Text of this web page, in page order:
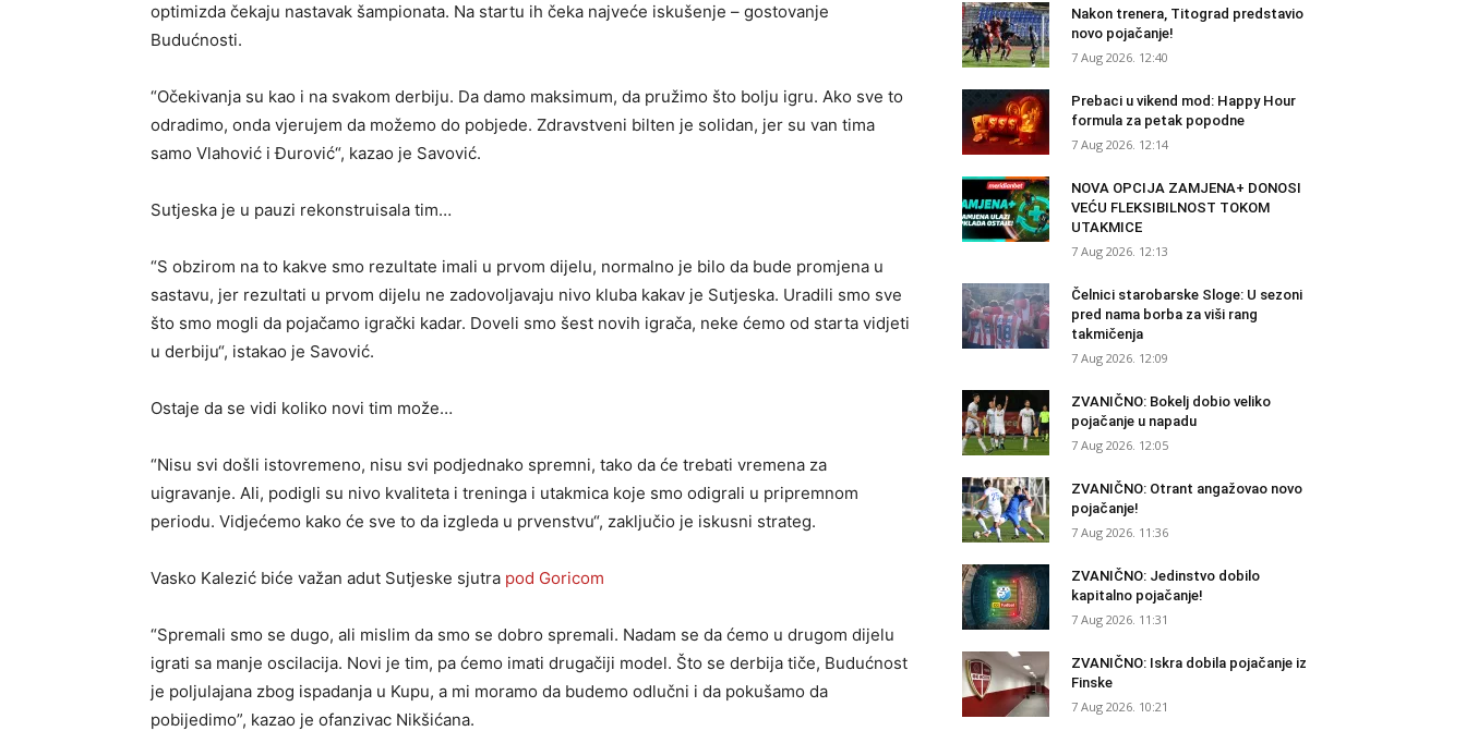
optimizda čekaju nastavak šampionata. Na startu ih čeka najveće iskušenje – gostovanje
Budućnosti.
“Očekivanja su kao i na svakom derbiju. Da damo maksimum, da pružimo što bolju igru. Ako sve to
odradimo, onda vjerujem da možemo do pobjede. Zdravstveni bilten je solidan, jer su van tima
samo Vlahović i Đurović“, kazao je Savović.
Sutjeska je u pauzi rekonstruisala tim…
“S obzirom na to kakve smo rezultate imali u prvom dijelu, normalno je bilo da bude promjena u
sastavu, jer rezultati u prvom dijelu ne zadovoljavaju nivo kluba kakav je Sutjeska. Uradili smo sve
što smo mogli da pojačamo igrački kadar. Doveli smo šest novih igrača, neke ćemo od starta vidjeti
u derbiju“, istakao je Savović.
Ostaje da se vidi koliko novi tim može…
“Nisu svi došli istovremeno, nisu svi podjednako spremni, tako da će trebati vremena za
uigravanje. Ali, podigli su nivo kvaliteta i treninga i utakmica koje smo odigrali u pripremnom
periodu. Vidjećemo kako će sve to da izgleda u prvenstvu“, zaključio je iskusni strateg.
Vasko Kalezić biće važan adut Sutjeske sjutra pod Goricom
“Spremali smo se dugo, ali mislim da smo se dobro spremali. Nadam se da ćemo u drugom dijelu
igrati sa manje oscilacija. Novi je tim, pa ćemo imati drugačiji model. Što se derbija tiče, Budućnost
je poljulajana zbog ispadanja u Kupu, a mi moramo da budemo odlučni i da pokušamo da
pobijedimo”, kazao je ofanzivac Nikšićana.
Nakon trenera, Titograd predstavio
novo pojačanje!
7 Aug 2026. 12:40
Prebaci u vikend mod: Happy Hour
formula za petak popodne
7 Aug 2026. 12:14
NOVA OPCIJA ZAMJENA+ DONOSI
VEĆU FLEKSIBILNOST TOKOM
UTAKMICE
7 Aug 2026. 12:13
Čelnici starobarske Sloge: U sezoni
pred nama borba za viši rang
takmičenja
7 Aug 2026. 12:09
ZVANIČNO: Bokelj dobio veliko
pojačanje u napadu
7 Aug 2026. 12:05
ZVANIČNO: Otrant angažovao novo
pojačanje!
7 Aug 2026. 11:36
ZVANIČNO: Jedinstvo dobilo
kapitalno pojačanje!
7 Aug 2026. 11:31
ZVANIČNO: Iskra dobila pojačanje iz
Finske
7 Aug 2026. 10:21